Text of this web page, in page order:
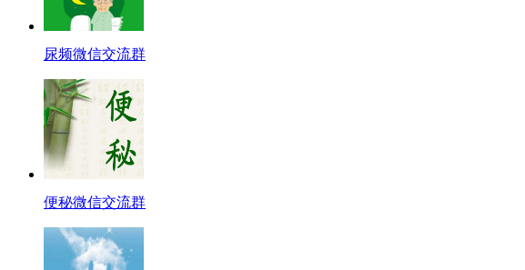
尿频微信交流群
便秘微信交流群